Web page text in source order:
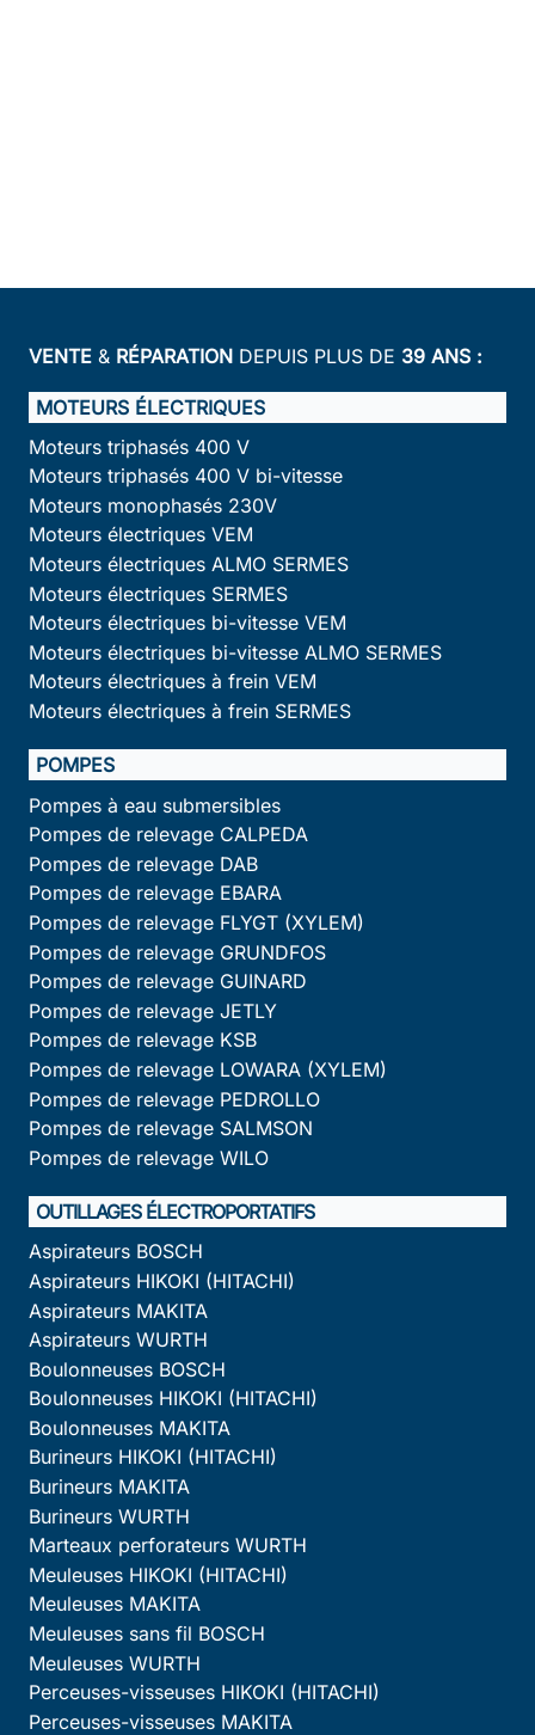
VENTE & RÉPARATION DEPUIS PLUS DE 39 ANS :
MOTEURS ÉLECTRIQUES
Moteurs triphasés 400 V
Moteurs triphasés 400 V bi-vitesse
Moteurs monophasés 230V
Moteurs électriques VEM
Moteurs électriques ALMO SERMES
Moteurs électriques SERMES
Moteurs électriques bi-vitesse VEM
Moteurs électriques bi-vitesse ALMO SERMES
Moteurs électriques à frein VEM
Moteurs électriques à frein SERMES
POMPES
Pompes à eau submersibles
Pompes de relevage CALPEDA
Pompes de relevage DAB
Pompes de relevage EBARA
Pompes de relevage FLYGT (XYLEM)
Pompes de relevage GRUNDFOS
Pompes de relevage GUINARD
Pompes de relevage JETLY
Pompes de relevage KSB
Pompes de relevage LOWARA (XYLEM)
Pompes de relevage PEDROLLO
Pompes de relevage SALMSON
Pompes de relevage WILO
OUTILLAGES ÉLECTROPORTATIFS
Aspirateurs BOSCH
Aspirateurs HIKOKI (HITACHI)
Aspirateurs MAKITA
Aspirateurs WURTH
Boulonneuses BOSCH
Boulonneuses HIKOKI (HITACHI)
Boulonneuses MAKITA
Burineurs HIKOKI (HITACHI)
Burineurs MAKITA
Burineurs WURTH
Marteaux perforateurs WURTH
Meuleuses HIKOKI (HITACHI)
Meuleuses MAKITA
Meuleuses sans fil BOSCH
Meuleuses WURTH
Perceuses-visseuses HIKOKI (HITACHI)
Perceuses-visseuses MAKITA